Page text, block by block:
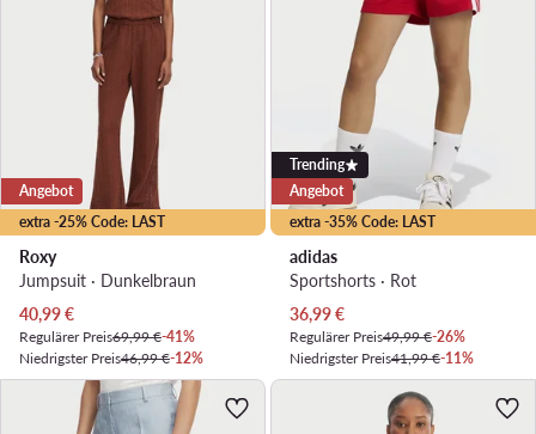
extra -25% Code: LAST
Angebot
Roxy
Jumpsuit · Dunkelbraun
Aktueller Preis
40,99€
Regulärer Preis69,99 €-41%
Niedrigster Preis46,99 €-12%
extra -35% Code: LAST
Trending
Angebot
adidas
Sportshorts · Rot
Aktueller Preis
36,99€
Regulärer Preis49,99 €-26%
Niedrigster Preis41,99 €-11%